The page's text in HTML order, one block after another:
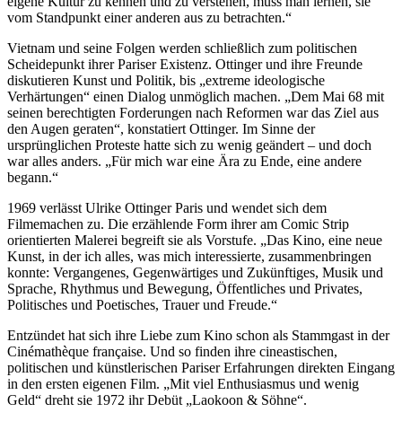
vom Standpunkt einer anderen aus zu betrachten.“
Vietnam und seine Folgen werden schließlich zum politischen
Scheidepunkt ihrer Pariser Existenz. Ottinger und ihre Freunde
diskutieren Kunst und Politik, bis „extreme ideologische
Verhärtungen“ einen Dialog unmöglich machen. „Dem Mai 68 mit
seinen berechtigten Forderungen nach Reformen war das Ziel aus
den Augen geraten“, konstatiert Ottinger. Im Sinne der
ursprünglichen Proteste hatte sich zu wenig geändert – und doch
war alles anders. „Für mich war eine Ära zu Ende, eine andere
begann.“
1969 verlässt Ulrike Ottinger Paris und wendet sich dem
Filmemachen zu. Die erzählende Form ihrer am Comic Strip
orientierten Malerei begreift sie als Vorstufe. „Das Kino, eine neue
Kunst, in der ich alles, was mich interessierte, zusammenbringen
konnte: Vergangenes, Gegenwärtiges und Zukünftiges, Musik und
Sprache, Rhythmus und Bewegung, Öffentliches und Privates,
Politisches und Poetisches, Trauer und Freude.“
Entzündet hat sich ihre Liebe zum Kino schon als Stammgast in der
Cinémathèque française. Und so finden ihre cineastischen,
politischen und künstlerischen Pariser Erfahrungen direkten Eingang
in den ersten eigenen Film. „Mit viel Enthusiasmus und wenig
Geld“ dreht sie 1972 ihr Debüt „Laokoon & Söhne“.